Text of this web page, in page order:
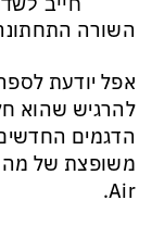
השורה
אפל יודעת
להרגיש שהוא
הדגמים
משופצת של מה
Air.